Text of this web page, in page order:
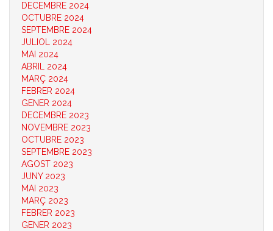
DECEMBRE 2024
OCTUBRE 2024
SEPTEMBRE 2024
JULIOL 2024
MAI 2024
ABRIL 2024
MARÇ 2024
FEBRER 2024
GENER 2024
DECEMBRE 2023
NOVEMBRE 2023
OCTUBRE 2023
SEPTEMBRE 2023
AGOST 2023
JUNY 2023
MAI 2023
MARÇ 2023
FEBRER 2023
GENER 2023